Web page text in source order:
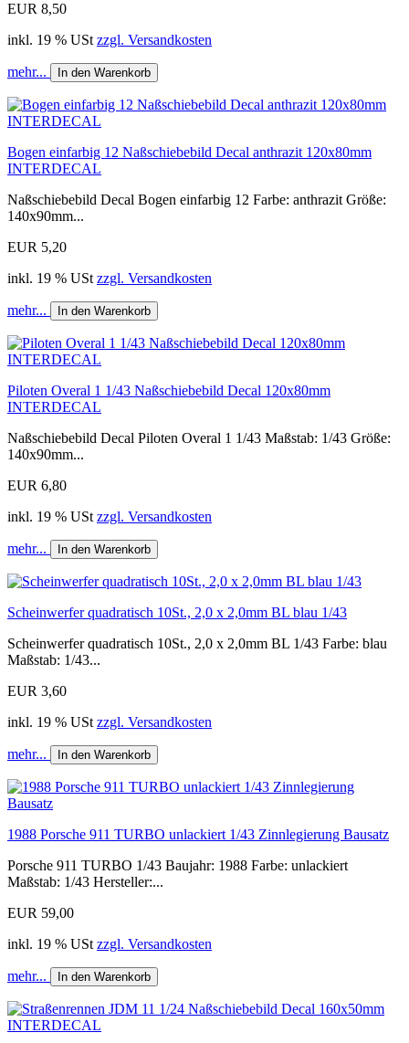
EUR 8,50
inkl. 19 % USt zzgl. Versandkosten
mehr... In den Warenkorb
Bogen einfarbig 12 Naßschiebebild Decal anthrazit 120x80mm
INTERDECAL
Naßschiebebild Decal Bogen einfarbig 12 Farbe: anthrazit Größe:
140x90mm...
EUR 5,20
inkl. 19 % USt zzgl. Versandkosten
mehr... In den Warenkorb
Piloten Overal 1 1/43 Naßschiebebild Decal 120x80mm
INTERDECAL
Naßschiebebild Decal Piloten Overal 1 1/43 Maßstab: 1/43 Größe:
140x90mm...
EUR 6,80
inkl. 19 % USt zzgl. Versandkosten
mehr... In den Warenkorb
Scheinwerfer quadratisch 10St., 2,0 x 2,0mm BL blau 1/43
Scheinwerfer quadratisch 10St., 2,0 x 2,0mm BL 1/43 Farbe: blau
Maßstab: 1/43...
EUR 3,60
inkl. 19 % USt zzgl. Versandkosten
mehr... In den Warenkorb
1988 Porsche 911 TURBO unlackiert 1/43 Zinnlegierung Bausatz
Porsche 911 TURBO 1/43 Baujahr: 1988 Farbe: unlackiert
Maßstab: 1/43 Hersteller:...
EUR 59,00
inkl. 19 % USt zzgl. Versandkosten
mehr... In den Warenkorb